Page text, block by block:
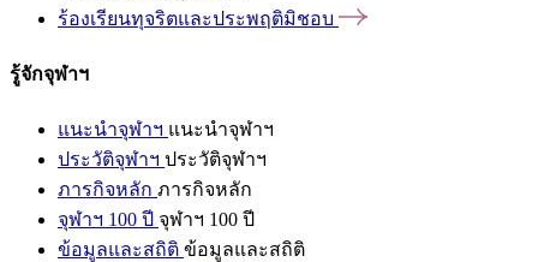
ร้องเรียนทุจริตและประพฤติมิชอบ
รู้จักจุฬาฯ
แนะนำจุฬาฯ แนะนำจุฬาฯ
ประวัติจุฬาฯ ประวัติจุฬาฯ
ภารกิจหลัก ภารกิจหลัก
จุฬาฯ 100 ปี จุฬาฯ 100 ปี
ข้อมูลและสถิติ ข้อมูลและสถิติ